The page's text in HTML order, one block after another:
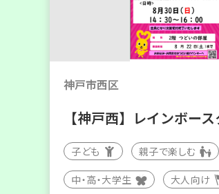
神戸市西区
【神戸西】レインボー
子ども 親子で楽しむ
中・高・大学生 大人向け